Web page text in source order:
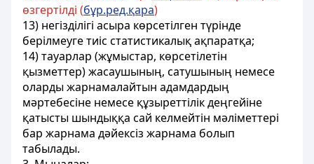
өзгертілді (бұр.ред.қара)
13) негiздiлiгi асыра көрсетiлген түрiнде
берiлмеуге тиiс статистикалық ақпаратқа;
14) тауарлар (жұмыстар, көрсетiлетiн
қызметтер) жасаушының, сатушының немесе
оларды жарнамалайтын адамдардың
мәртебесiне немесе құзыреттілік деңгейiне
қатысты шындыққа сай келмейтiн мәлiметтерi
бар жарнама дәйексiз жарнама болып
табылады.